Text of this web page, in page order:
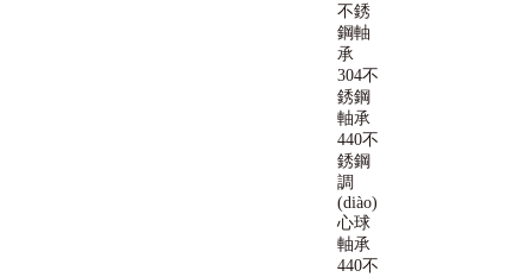
不銹
鋼軸
承
304不
銹鋼
軸承
440不
銹鋼
調
(diào)
心球
軸承
440不